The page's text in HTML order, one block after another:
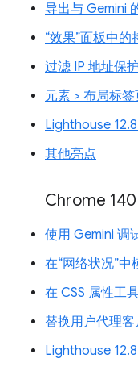
导出与 Gemini
“效果”面板中
过滤 IP 地址保
元素 > 布局标
Lighthouse
其他亮点
Chrome 140
使用 Gemini 调
在“网络状况”中
在 CSS 属性工
替换用户代理
Lighthouse